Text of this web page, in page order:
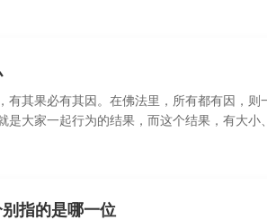
有其果必有其因。在佛法里，所有都有因，
大家一起行为的结果，而这个结果，有大小
指的是哪一位